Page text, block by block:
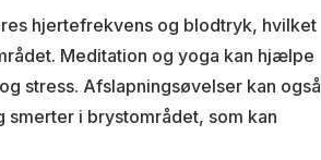
hjertefrekvens og blodtryk, hvilket
Meditation og yoga kan hjælpe
stress. Afslapningsøvelser kan også
i brystområdet, som kan